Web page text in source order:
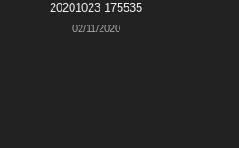
20201023 175535
02/11/2020